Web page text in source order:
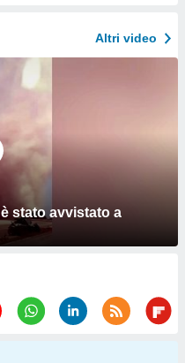
Altri video
stato avvistato a